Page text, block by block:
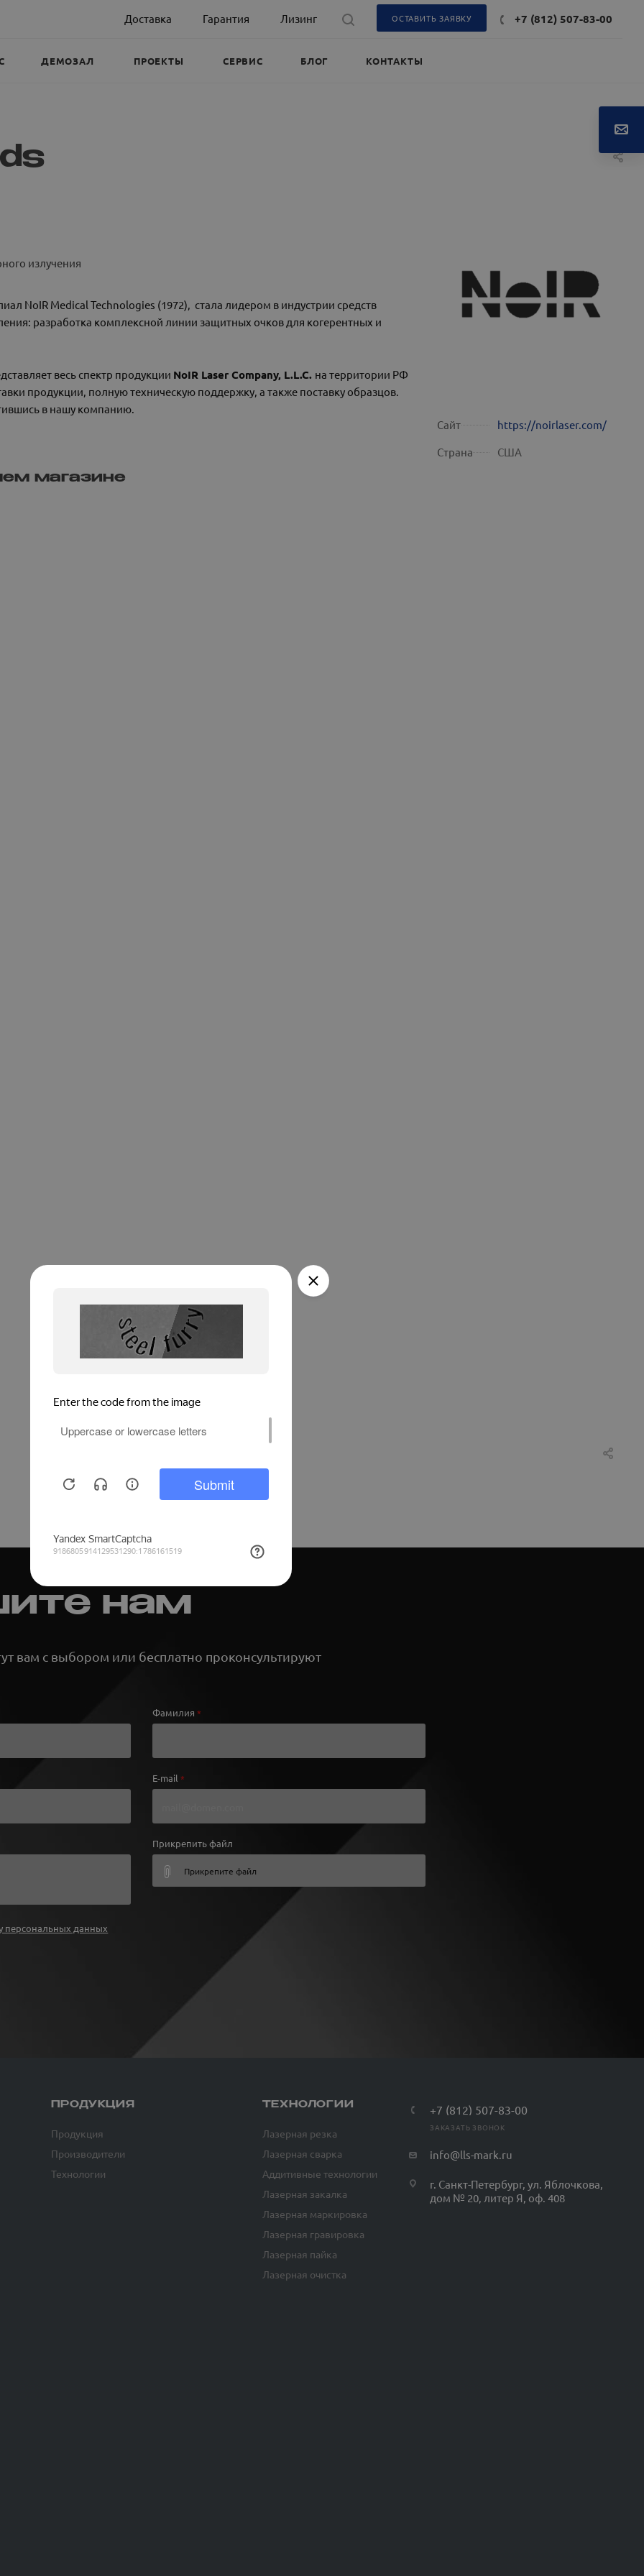
Доставка Гарантия Лизинг +7 (812) 507-83-00
ОСТАВИТЬ ЗАЯВКУ
ДЕМОЗАЛ ПРОЕКТЫ СЕРВИС БЛОГ КОНТАКТЫ
излучения
NoIR Medical Technologies (1972), стала лидером в индустрии средств
разработка комплексной линии защитных очков для когерентных и
весь спектр продукции NoIR Laser Company, L.L.C. на территории РФ
продукции, полную техническую поддержку, а также поставку образцов.
в нашу компанию.
магазине
Сайт
https://noirlaser.com/
Страна
США
нам
вам с выбором или бесплатно проконсультируют
Фамилия *
E-mail *
Прикрепить файл
Прикрепите файл
персональных данных
ПРОДУКЦИЯ
Продукция
Производители
Технологии
ТЕХНОЛОГИИ
Лазерная резка
Лазерная сварка
Аддитивные технологии
Лазерная закалка
Лазерная маркировка
Лазерная гравировка
Лазерная пайка
Лазерная очистка
+7 (812) 507-83-00
ЗАКАЗАТЬ ЗВОНОК
info@lls-mark.ru
г. Санкт-Петербург, ул. Яблочкова,
дом № 20, литер Я, оф. 408